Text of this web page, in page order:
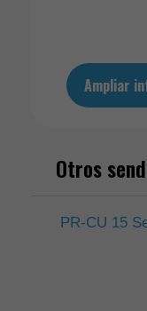
Ampliar
Otros
PR-CU 15